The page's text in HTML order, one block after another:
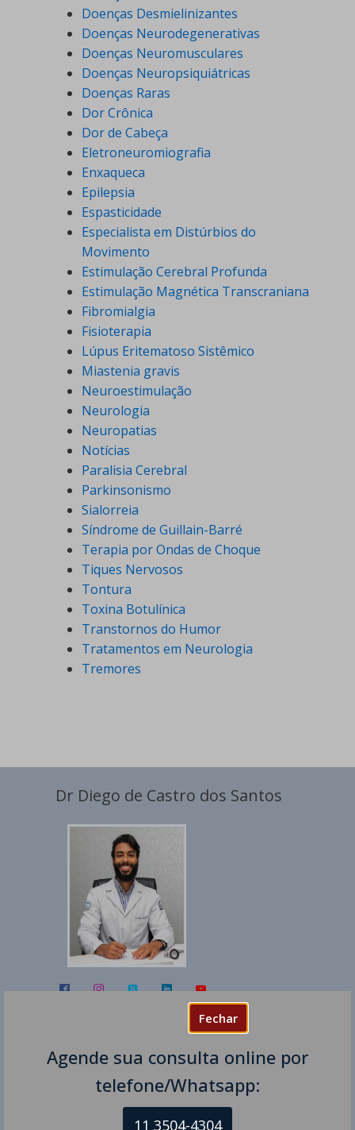
Fechar
Agende sua consulta online por
telefone/Whatsapp:
11 3504-4304
Doenças Desmielinizantes
Doenças Neurodegenerativas
Doenças Neuromusculares
Doenças Neuropsiquiátricas
Doenças Raras
Dor Crônica
Dor de Cabeça
Eletroneuromiografia
Enxaqueca
Epilepsia
Espasticidade
Especialista em Distúrbios do
Movimento
Estimulação Cerebral Profunda
Estimulação Magnética Transcraniana
Fibromialgia
Fisioterapia
Lúpus Eritematoso Sistêmico
Miastenia gravis
Neuroestimulação
Neurologia
Neuropatias
Notícias
Paralisia Cerebral
Parkinsonismo
Sialorreia
Síndrome de Guillain-Barré
Terapia por Ondas de Choque
Tiques Nervosos
Tontura
Toxina Botulínica
Transtornos do Humor
Tratamentos em Neurologia
Tremores
Dr Diego de Castro dos Santos
Dr Diego de Castro dos Santos é
Serviço de Especialidades Neurológicas –
Eletroneuromiografia. Atua como
neurologista em Vitória Espírito Santo ES